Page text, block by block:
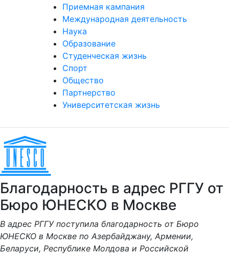
Приемная кампания
Международная деятельность
Наука
Образование
Студенческая жизнь
Спорт
Общество
Партнерство
Университетская жизнь
Благодарность в адрес РГГУ от
Бюро ЮНЕСКО в Москве
В адрес РГГУ поступила благодарность от Бюро
ЮНЕСКО в Москве по Азербайджану, Армении,
Беларуси, Республике Молдова и Российской